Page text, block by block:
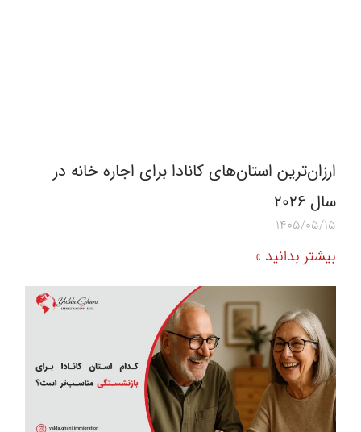
ارزان‌ترین استان‌های کانادا برای اجاره خانه در
سال 2026
1405/05/15
بیشتر بدانید »